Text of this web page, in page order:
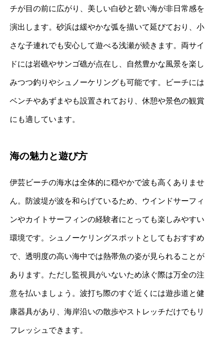
チが目の前に広がり、美しい白砂と碧い海が非日常感を
演出します。砂浜は緩やかな弧を描いて延びており、小
さな子連れでも安心して遊べる浅瀬が続きます。両サイ
ドには岩礁やサンゴ礁が点在し、自然豊かな風景を楽し
みつつ釣りやシュノーケリングも可能です。ビーチには
ベンチやあずまやも設置されており、休憩や景色の観賞
にも適しています。
海の魅力と遊び方
伊芸ビーチの海水は全体的に穏やかで波も高くありませ
ん。防波堤が波を和らげているため、ウインドサーフィ
ンやカイトサーフィンの経験者にとっても楽しみやすい
環境です。シュノーケリングスポットとしてもおすすめ
で、透明度の高い海中では熱帯魚の姿が見られることが
あります。ただし監視員がいないため泳ぐ際は万全の注
意を払いましょう。波打ち際のすぐ近くには遊歩道と健
康器具があり、海岸沿いの散歩やストレッチだけでもリ
フレッシュできます。